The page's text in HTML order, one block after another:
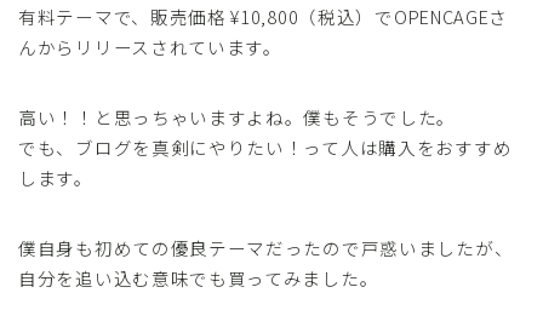
有料テーマで、販売価格 ¥10,800（税込）でOPENCAGEさ
んからリリースされています。
高い！！と思っちゃいますよね。僕もそうでした。
でも、ブログを真剣にやりたい！って人は購入をおすすめ
します。
僕自身も初めての優良テーマだったので戸惑いましたが、
自分を追い込む意味でも買ってみました。